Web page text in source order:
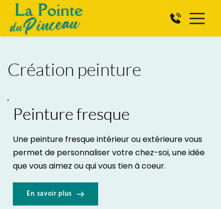
Création peinture
Peinture fresque
Une peinture fresque intérieur ou extérieure vous
permet de personnaliser votre chez-soi, une idée
que vous aimez ou qui vous tien à coeur.
En savoir plus